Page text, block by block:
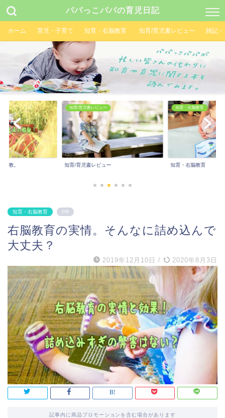
パパっこパパの育児日記
ホーム 育児・子育て 知育・右脳教育 知育/育児書レビュー 雑記
胎教。
知育/育児書レビュー
知育/育児書レビュー
知育・右脳教育
知育・右脳教育
知育・右脳教育 PR
右脳教育の実情。そんなに詰め込んで
大丈夫？
2019年12月10日 / 2020年8月3日
記事内に商品プロモーションを含む場合があります